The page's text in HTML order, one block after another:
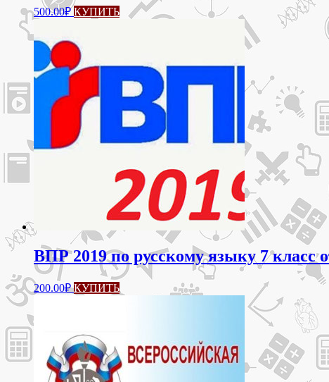
500.00₽ КУПИТЬЭтот
товар
Опции
можно
выбрать
на
странице
ВПР 2019 по русскому языку 7 класс
200.00₽ КУПИТЬ